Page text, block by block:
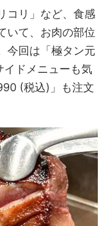
コリ」など、食感
いて、お肉の部位
今回は「極タン元
ドメニューも気
(税込)」も注文